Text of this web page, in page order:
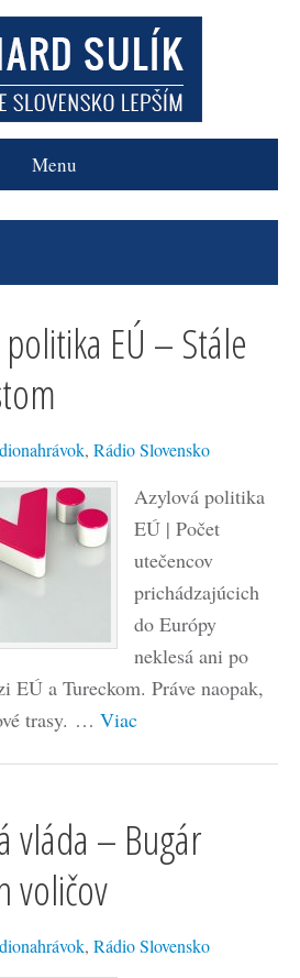
Menu
EÚ – Stále
, Rádio Slovensko
Azylová politika
EÚ | Počet
utečencov
prichádzajúcich
do Európy
neklesá ani po
EÚ a Tureckom. Práve naopak,
trasy. … Viac
vláda – Bugár
voličov
, Rádio Slovensko